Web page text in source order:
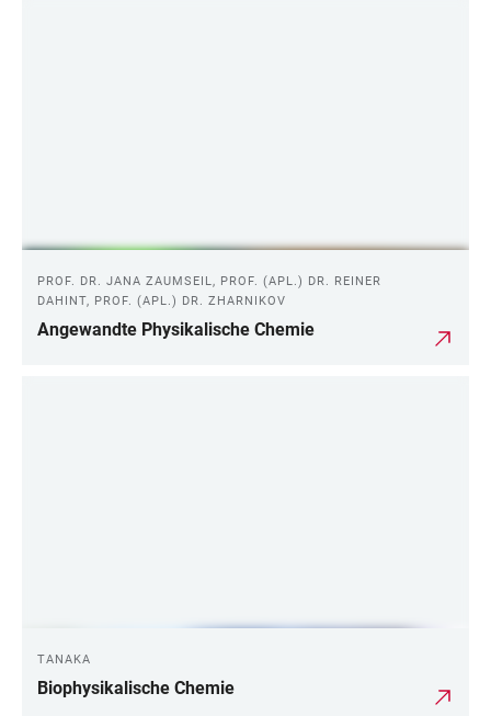
PROF. DR. JANA ZAUMSEIL, PROF. (APL.) DR. REINER
DAHINT, PROF. (APL.) DR. ZHARNIKOV
Angewandte Physikalische Chemie
TANAKA
Biophysikalische Chemie